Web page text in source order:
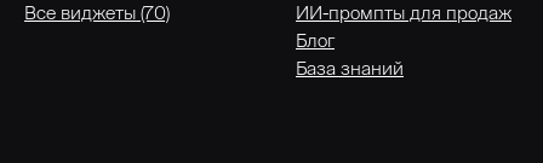
Все виджеты (70)
ИИ-промпты для продаж
Блог
База знаний